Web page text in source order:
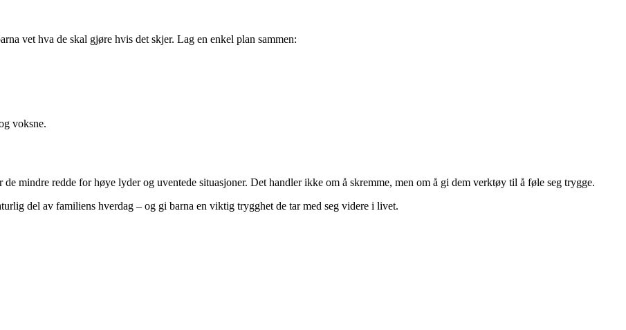
vet hva de skal gjøre hvis det skjer. Lag en enkel plan sammen:
voksne.
mindre redde for høye lyder og uventede situasjoner. Det handler ikke om å skremme, men om å gi dem verktøy til å føle seg trygge.
del av familiens hverdag – og gi barna en viktig trygghet de tar med seg videre i livet.